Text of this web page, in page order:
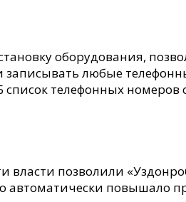
оборудования,
записывать любые
телефонных
власти позволили
автоматически повышало